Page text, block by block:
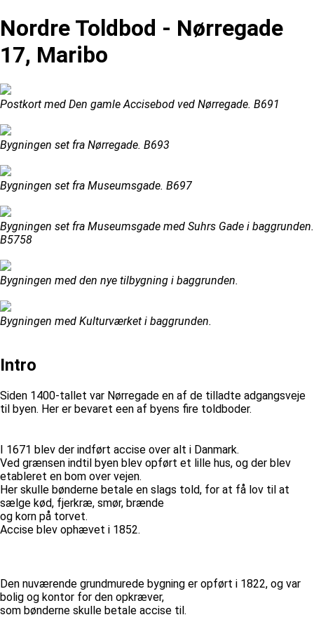
Nordre Toldbod - Nørregade
17, Maribo
Postkort med Den gamle Accisebod ved Nørregade. B691
Bygningen set fra Nørregade. B693
Bygningen set fra Museumsgade. B697
Bygningen set fra Museumsgade med Suhrs Gade i baggrunden.
B5758
Bygningen med den nye tilbygning i baggrunden.
Bygningen med Kulturværket i baggrunden.
Intro
Siden 1400-tallet var Nørregade en af de tilladte adgangsveje
til byen. Her er bevaret een af byens fire toldboder.
I 1671 blev der indført accise over alt i Danmark.
Ved grænsen indtil byen blev opført et lille hus, og der blev
etableret en bom over vejen.
Her skulle bønderne betale en slags told, for at få lov til at
sælge kød, fjerkræ, smør, brænde
og korn på torvet.
Accise blev ophævet i 1852.
Den nuværende grundmurede bygning er opført i 1822, og var
bolig og kontor for den opkræver,
som bønderne skulle betale accise til.